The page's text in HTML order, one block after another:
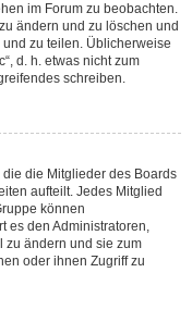
im Forum zu beobachten.
ändern und zu löschen und
zu teilen. Üblicherweise
d. h. etwas nicht zum
schreiben.
die Mitglieder des Boards
aufteilt. Jedes Mitglied
können
es den Administratoren,
zu ändern und sie zum
oder ihnen Zugriff zu